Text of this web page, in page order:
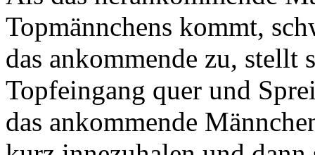
Topmännchens kommt,
das ankommende zu, stellt
Topfeingang quer und
das ankommende